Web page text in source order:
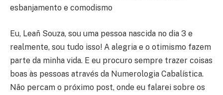
esbanjamento e comodismo
Eu, Leañ Souza, sou uma pessoa nascida no dia 3 e
realmente, sou tudo isso! A alegria e o otimismo fazem
parte da minha vida. E eu procuro sempre trazer coisas
boas às pessoas através da Numerologia Cabalística.
Não percam o próximo post, onde eu falarei sobre os